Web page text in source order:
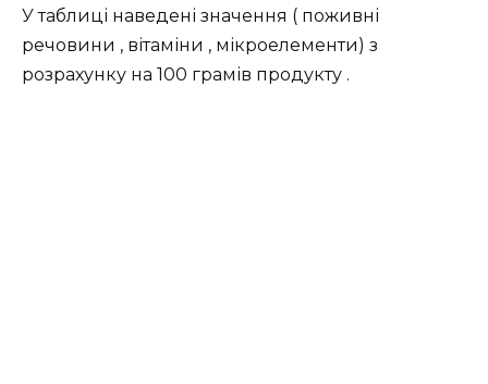
У таблиці наведені значення ( поживні
речовини , вітаміни , мікроелементи) з
розрахунку на 100 грамів продукту .